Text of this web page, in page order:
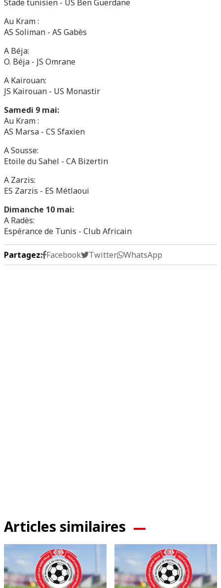
Stade tunisien - US Ben Guerdane
Au Kram :
AS Soliman - AS Gabès
A Béja:
O. Béja - JS Omrane
A Kairouan:
JS Kairouan - US Monastir
Samedi 9 mai:
Au Kram :
AS Marsa - CS Sfaxien
A Sousse:
Etoile du Sahel - CA Bizertin
A Zarzis:
ES Zarzis - ES Métlaoui
Dimanche 10 mai:
A Radès:
Espérance de Tunis - Club Africain
Partagez: Facebook Twitter WhatsApp
Articles similaires